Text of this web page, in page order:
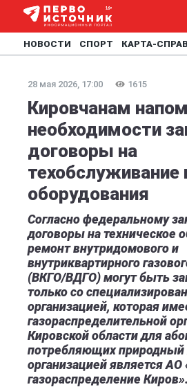
НОВОСТИ СПОРТ КАРТА-
28 мая 2026, 17:00 1615
Кировчанам
необходимости
договоры на
техобслуживание
оборудования
Согласно федеральному
договоры на техническое
ремонт внутридомового и
внутриквартирного
(ВКГО/ВДГО) могут быть
только со
организацией, которая
газораспределительной
Кировской области для
потребляющих природный
организацией является АО
газораспределение Киров».